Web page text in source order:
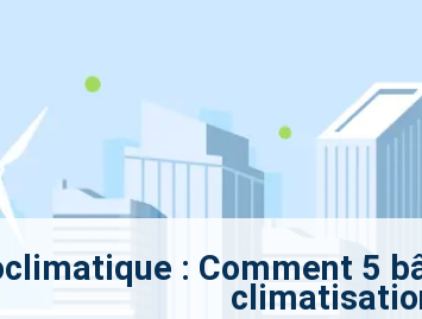
: Comment 5